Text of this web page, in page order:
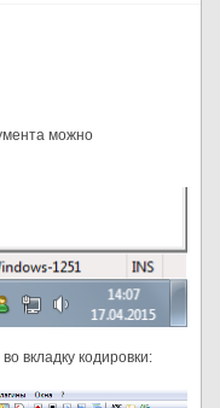
можно
вкладку кодировки: